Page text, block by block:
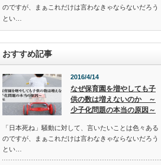
のですが、まぁこれだけは言わなきゃならないだろう
とい…
おすすめ記事
2016/4/14
なぜ保育園を増やしても子
供の数は増えないのか ～
少子化問題の本当の原因～
「日本死ね」騒動に対して、言いたいことは色々ある
のですが、まぁこれだけは言わなきゃならないだろう
とい…